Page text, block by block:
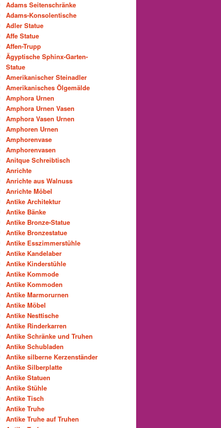
Adams Seitenschränke
Adams-Konsolentische
Adler Statue
Affe Statue
Affen-Trupp
Ägyptische Sphinx-Garten-
Statue
Amerikanischer Steinadler
Amerikanisches Ölgemälde
Amphora Urnen
Amphora Urnen Vasen
Amphora Vasen Urnen
Amphoren Urnen
Amphorenvase
Amphorenvasen
Anitque Schreibtisch
Anrichte
Anrichte aus Walnuss
Anrichte Möbel
Antike Architektur
Antike Bänke
Antike Bronze-Statue
Antike Bronzestatue
Antike Esszimmerstühle
Antike Kandelaber
Antike Kinderstühle
Antike Kommode
Antike Kommoden
Antike Marmorurnen
Antike Möbel
Antike Nesttische
Antike Rinderkarren
Antike Schränke und Truhen
Antike Schubladen
Antike silberne Kerzenständer
Antike Silberplatte
Antike Statuen
Antike Stühle
Antike Tisch
Antike Truhe
Antike Truhe auf Truhen